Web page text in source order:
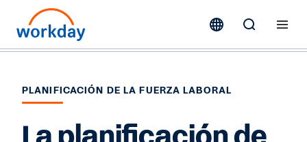
PLANIFICACIÓN DE LA FUERZA LABORAL